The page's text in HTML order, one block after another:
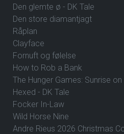
Den glemte ø - DK Tale
Den store diamantjagt
Råplan
Clayface
Fornuft og følelse
How to Rob a Bank
The Hunger Games: Sunrise
Hexed - DK Tale
Focker In-Law
Wild Horse Nine
Andre Rieus 2026 Christmas